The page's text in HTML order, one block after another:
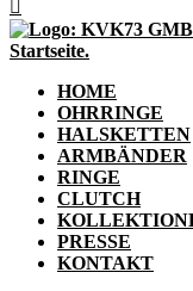
HOME
OHRRINGE
HALSKETTEN
ARMBÄNDER
RINGE
CLUTCH
PRESSE
KONTAKT